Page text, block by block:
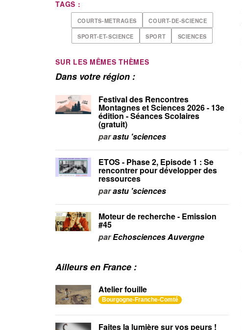
TAGS :
COURTS-METRAGES COURT-DE-SCIENCE
SPORT-ET-SCIENCE SPORT SCIENCES
SUR LES MÊMES THÈMES
Dans votre région :
Festival des Rencontres
Montagnes et Sciences 2026 - 13e
édition - Séances Scolaires
(gratuit)
parastu 'sciences
ETOS - Phase 2, Episode 1 : Se
rencontrer pour développer des
ressources
parastu 'sciences
Moteur de recherche - Emission
#45
parEchosciences Auvergne
Ailleurs en France :
Atelier fouille
Bourgogne-Franche-Comté
Faites la lumière sur vos peurs !